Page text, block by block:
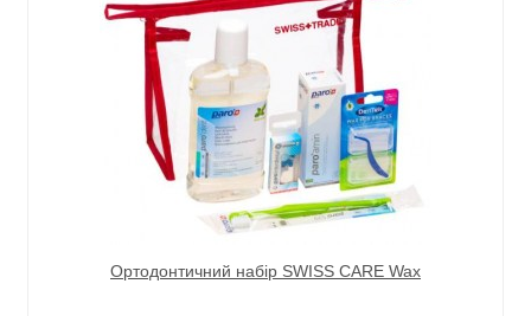
Ортодонтичний набір SWISS CARE Wax